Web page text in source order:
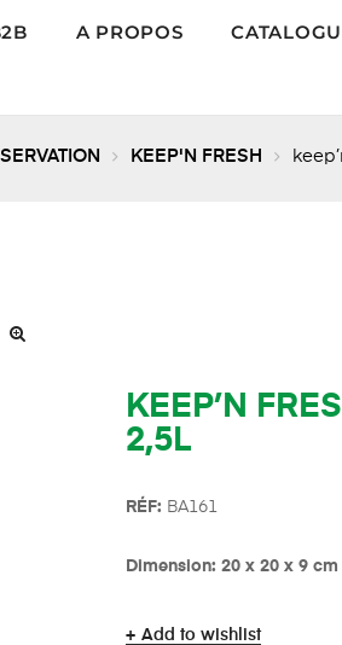
A PROPOS
KEEP'N FRESH
KEEP’N
2,5L
RÉF: BA161
Dimension: 20 x 20 x 9 cm
Add to wishlist